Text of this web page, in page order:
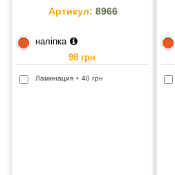
Артикул: 8966
наліпка
98 грн
Ламинация + 40 грн